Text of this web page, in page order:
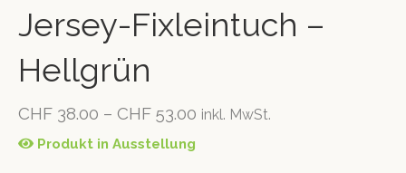
Jersey-Fixleintuch –
Hellgrün
CHF 38.00 – CHF 53.00 inkl. MwSt.
Produkt in Ausstellung